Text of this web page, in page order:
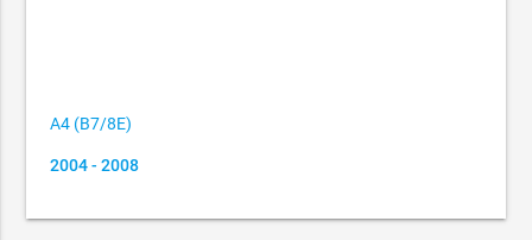
A4 (B7/8E)
2004 - 2008